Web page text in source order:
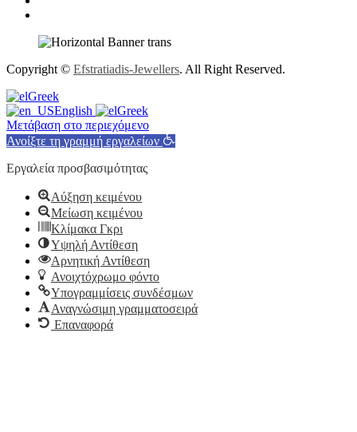
Copyright © Efstratiadis-Jewellers. All Right Reserved.
Greek
English
Greek
Μετάβαση στο περιεχόμενο
Ανοίξτε τη γραμμή εργαλείων
Εργαλεία προσβασιμότητας
Αύξηση κειμένου
Μείωση κειμένου
Κλίμακα Γκρι
Υψηλή Αντίθεση
Αρνητική Αντίθεση
Ανοιχτόχρωμο φόντο
Υπογραμμίσεις συνδέσμων
Αναγνώσιμη γραμματοσειρά
Επαναφορά